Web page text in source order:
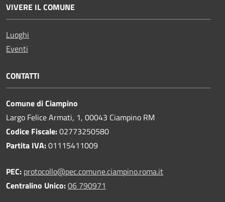
VIVERE IL COMUNE
Luoghi
Eventi
CONTATTI
Comune di Ciampino
Largo Felice Armati, 1, 00043 Ciampino RM
Codice Fiscale:02773250580
Partita IVA:01115411009
PEC: protocollo@pec.comune.ciampino.roma.it
Centralino Unico:06 790971